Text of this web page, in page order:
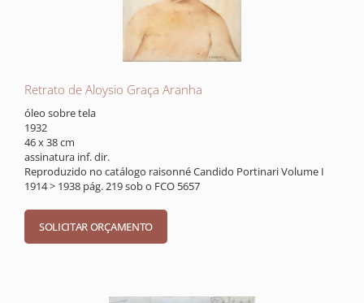
Retrato de Aloysio Graça Aranha
óleo sobre tela
1932
46 x 38 cm
assinatura inf. dir.
Reproduzido no catálogo raisonné Candido Portinari Volume I
1914 > 1938 pág. 219 sob o FCO 5657